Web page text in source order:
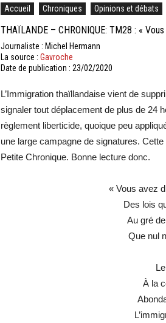
Accueil Chroniques Opinions et débats
THAÏLANDE – CHRONIQUE: TM28 : «
Journaliste : Michel Hermann
La source : Gavroche
Date de publication : 23/02/2020
L’Immigration thaïllandaise vient de
signaler tout déplacement de plus de 24
règlement liberticide, quoique peu
une large campagne de signatures.
Petite Chronique. Bonne lecture donc.
« Vous avez
Des lois
Au gré
Que nul
À la